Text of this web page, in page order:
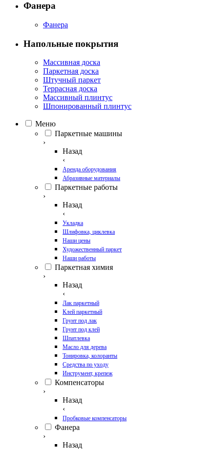
Фанера
Фанера
Напольные покрытия
Массивная доска
Паркетная доска
Штучный паркет
Террасная доска
Массивный плинтус
Шпонированный плинтус
Меню
Паркетные машины
›
Назад
‹
Аренда оборудования
Абразивные материалы
Паркетные работы
›
Назад
‹
Укладка
Шлифовка, циклевка
Наши цены
Художественный паркет
Наши работы
Паркетная химия
›
Назад
‹
Лак паркетный
Клей паркетный
Грунт под лак
Грунт под клей
Шпатлевка
Масло для дерева
Тонировка, колоранты
Средства по уходу
Инструмент, крепеж
Компенсаторы
›
Назад
‹
Пробковые компенсаторы
Фанера
›
Назад